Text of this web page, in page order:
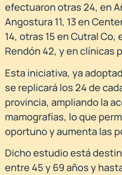
efectuaron otras 24, en
Angostura 11, 13 en
14, otras 15 en Cutral
Rendón 42, y en clínicas
Esta iniciativa, ya
se replicará los 24 de
provincia, ampliando la
mamografías, lo que
oportuno y aumenta las
Dicho estudio está
entre 45 y 69 años y